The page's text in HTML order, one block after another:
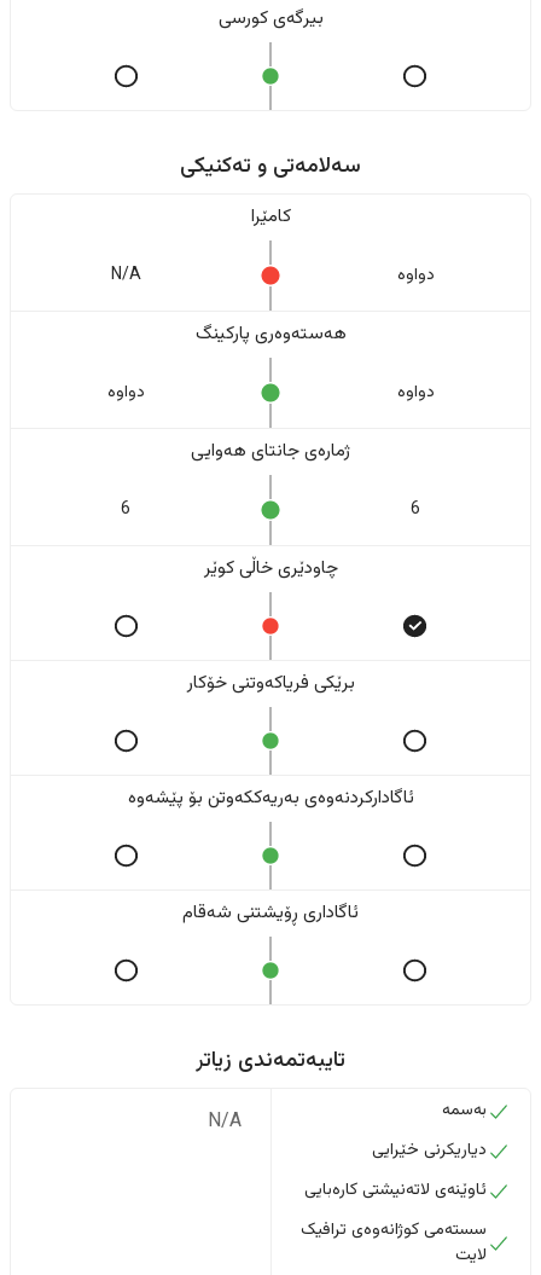
بیرگەی کورسی
سەلامەتی و تەکنیکی
کامێرا
دواوە N/A
هەستەوەری پارکینگ
دواوە دواوە
ژمارەی جانتای هەوایی
6
6
چاودێری خاڵی کوێر
برێکی فریاکەوتنی خۆکار
ئاگادارکردنەوەی بەریەککەوتن بۆ پێشەوە
ئاگاداری ڕۆیشتنی شەقام
تایبەتمەندی زیاتر
بەسمە
دیاریکرنی خێرایی
ئاوێنەی لاتەنیشتی کارەبایی
سستەمی کوژانەوەی ترافیک
لایت
N/A